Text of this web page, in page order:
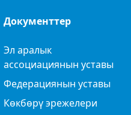
Документтер
Эл аралык
ассоциациянын уставы
Федерациянын уставы
Көкбөрү эрежелери